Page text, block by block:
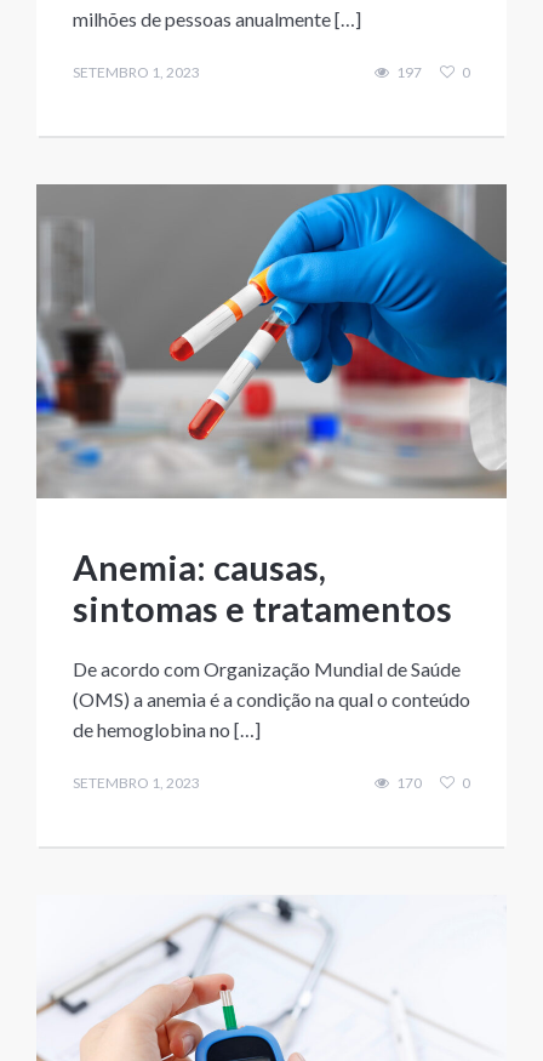
milhões de pessoas anualmente […]
SETEMBRO 1, 2023 197 0
Anemia: causas,
sintomas e tratamentos
De acordo com Organização Mundial de Saúde
(OMS) a anemia é a condição na qual o conteúdo
de hemoglobina no […]
SETEMBRO 1, 2023 170 0